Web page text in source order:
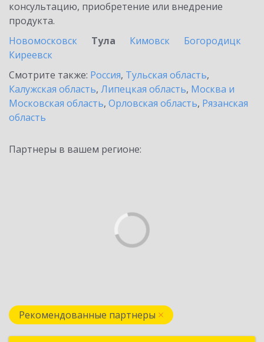
консультацию, приобретение или внедрение
продукта.
Новомосковск
Тула Кимовск
Богородицк
Киреевск
Смотрите также: Россия, Тульская область,
Калужская область, Липецкая область, Москва и
Московская область, Орловская область, Рязанская
область
Партнеры в вашем регионе:
Рекомендованные партнеры